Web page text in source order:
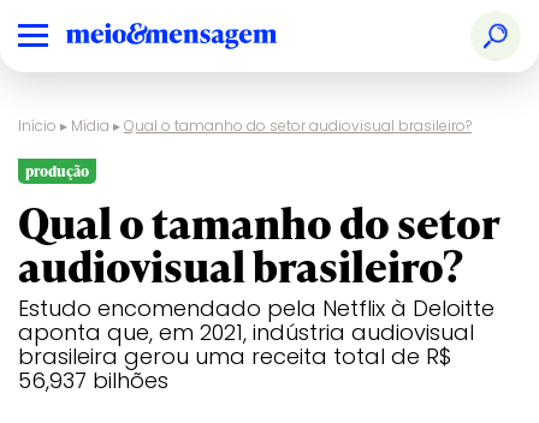
Início ▸ Mídia ▸Qual o tamanho do setor audiovisual brasileiro?
produção
Qual o tamanho do setor
audiovisual brasileiro?
Estudo encomendado pela Netflix à Deloitte
aponta que, em 2021, indústria audiovisual
brasileira gerou uma receita total de R$
56,937 bilhões